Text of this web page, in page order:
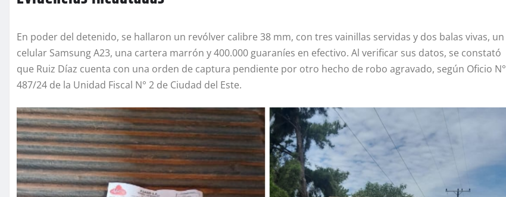
En poder del detenido, se hallaron un revólver calibre 38 mm, con tres vainillas servidas y dos balas vivas, un
celular Samsung A23, una cartera marrón y 400.000 guaraníes en efectivo. Al verificar sus datos, se constató
que Ruiz Díaz cuenta con una orden de captura pendiente por otro hecho de robo agravado, según Oficio N°
487/24 de la Unidad Fiscal N° 2 de Ciudad del Este.